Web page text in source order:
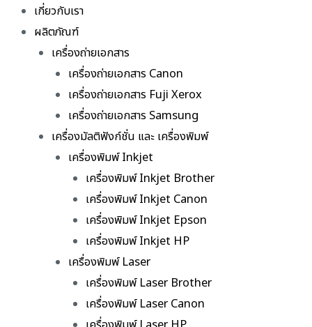
เกี่ยวกับเรา
ผลิตภัณฑ์
เครื่องถ่ายเอกสาร
เครื่องถ่ายเอกสาร Canon
เครื่องถ่ายเอกสาร Fuji Xerox
เครื่องถ่ายเอกสาร Samsung
เครื่องมัลติฟังก์ชั่น และ เครื่องพิมพ์
เครื่องพิมพ์ Inkjet
เครื่องพิมพ์ Inkjet Brother
เครื่องพิมพ์ Inkjet Canon
เครื่องพิมพ์ Inkjet Epson
เครื่องพิมพ์ Inkjet HP
เครื่องพิมพ์ Laser
เครื่องพิมพ์ Laser Brother
เครื่องพิมพ์ Laser Canon